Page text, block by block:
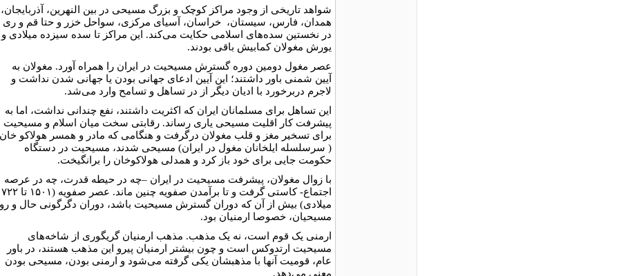
شواهد تاریخى از وجود مراکز کوچک و بزرگ مسیحى در بین النهرین، آذربایجان،
همدان، فارس، سیستان، خراسان، آسیاى مرکزى، سواحل خزر و حتا قم و رى
در نخستین سده‌هاى اسلامى حکایت می‌کند. این مراکز تا سده سیزده میلادى و
یورش مغولان کمابیش باقى بودند.
عصر مغول دومین دوره گسترش مسیحیت در ایران را همراه آورد. مغولان به
آیین شمنى باور داشتند؛ این آیین ادعاى جهانى بودن یا جهانى شدن نداشت و
لاجرم دربرخورد با ادیان دیگر از در تساهل و تسامح وارد می‌شد.
این تساهل براى مسلمانان ایران که اکثریت داشتند، نفع چندانى نداشت، اما به
پیشرفت کار اقلیت مسیحى یارى رساند. رقابتى سخت میان اسلام و مسیحیت
براى تسخیر مغز و قلب مغولان درگرفت و هنگامى که مادر و همسر هولاکو خان
( سرسلسله ایلخانان مغول در ایران) مسیحى شدند، مسیحیت در دستگاه
حکومت جایى براى خود باز کرد و همدلى هولاکوخان را برانگیخت.
با زوال مغولان، پیشرفت مسیحیت در ایران –چه در حیطه قدرت، چه در عرصه
اجتماع- کاستى گرفت و تا برآمدن صفویه چنین ماند. عصر صفویه (
۱۵۰۱ تا
میلادى) بیش از آن که دوران گسترش مسیحیت باشد، دوران دگرگونى حال و
مسیحیان، خصوصا ارمنیان بود.
ارمنى یک قوم است، نه یک مذهب. مذهب ارمنیان گریگورى از شاخه‌هاى
مسیحیت ارتدوکس است و چون بیشتر ارمنیان پیرو این مذهب هستند، در باور
عام، قومیت آنها با مذهبشان یکى گرفته می‌شود و ارمنى بودن، مسیحى بودن
معنى می‌دهد.